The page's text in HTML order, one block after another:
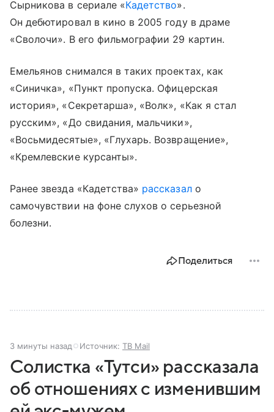
Сырникова в сериале «Кадетство».
Он дебютировал в кино в 2005 году в драме
«Сволочи». В его фильмографии 29 картин.
Емельянов снимался в таких проектах, как
«Синичка», «Пункт пропуска. Офицерская
история», «Секретарша», «Волк», «Как я стал
русским», «До свидания, мальчики»,
«Восьмидесятые», «Глухарь. Возвращение»,
«Кремлевские курсанты».
Ранее звезда «Кадетства» рассказало
самочувствии на фоне слухов о серьезной
болезни.
Поделиться
3 минуты назад Источник: ТВ Mail
Солистка «Тутси» рассказала
об отношениях с изменившим